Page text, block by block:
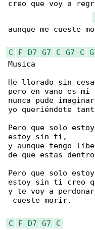
creo que voy a
aunque me cueste
C F D7 G7 C G7 C
Musica
He llorado sin
pero en vano es
nunca pude
yo queriéndote
Pero que solo
estoy sin ti,
y aunque tengo
de que estas
Pero que solo
estoy sin ti creo
y te voy a perdonar
cueste morir.
C F D7 G7
C